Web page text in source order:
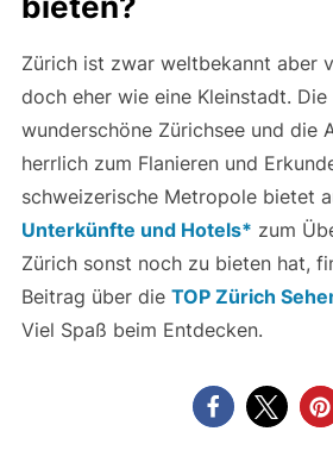
Zürich ist zwar weltbekannt aber
doch eher wie eine Kleinstadt. Die
wunderschöne Zürichsee und die
herrlich zum Flanieren und
schweizerische Metropole bietet
Unterkünfte und Hotels* zum
Zürich sonst noch zu bieten hat,
Beitrag über die TOP Zürich
Viel Spaß beim Entdecken.